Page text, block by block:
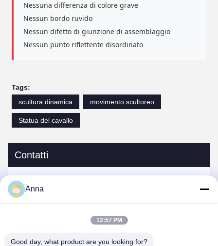
Nessuna differenza di colore grave
Nessun bordo ruvido
Nessun difetto di giunzione di assemblaggio
Nessun punto riflettente disordinato
Tags:
scultura dinamica
movimento scultoreo
Statua del cavallo
Contatti
Contatti:
tel: 0086-14739994070
Anna
12:57 PM
Good day, what product are you looking for?